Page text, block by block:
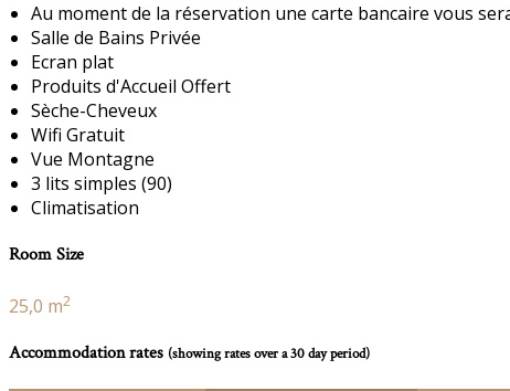
Au moment de la réservation une carte bancaire vous
Salle de Bains Privée
Ecran plat
Produits d'Accueil Offert
Sèche-Cheveux
Wifi Gratuit
Vue Montagne
3 lits simples (90)
Climatisation
Room Size
25,0 m2
Accommodation rates (showing rates over a 30 day period)